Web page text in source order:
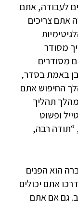
לעבודה, אתם
אתם צריכים
מסודר
מסודרים
באמת בסדר,
החיפוש אתם
תהליך
ופשוט
“תודה רבה,
הוא הפנים
אתם יכולים
גם אם אתם